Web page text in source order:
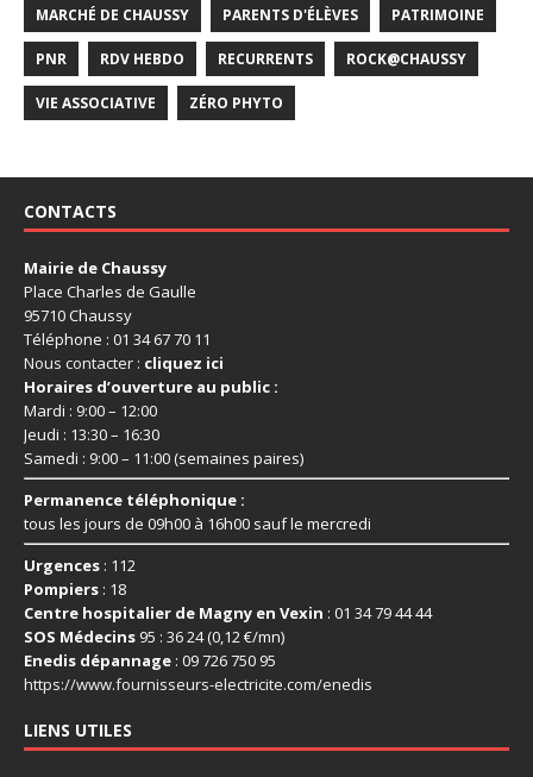
MARCHÉ DE CHAUSSY PARENTS D'ÉLÈVES PATRIMOINE
PNR RDV HEBDO RECURRENTS ROCK@CHAUSSY
VIE ASSOCIATIVE ZÉRO PHYTO
CONTACTS
Mairie de Chaussy
Place Charles de Gaulle
95710 Chaussy
Téléphone : 01 34 67 70 11
Nous contacter : cliquez ici
Horaires d’ouverture au public :
Mardi : 9:00 – 12:00
Jeudi : 13:30 – 16:30
Samedi : 9:00 – 11:00 (semaines paires)
Permanence téléphonique :
tous les jours de 09h00 à 16h00 sauf le mercredi
Urgences : 112
Pompiers : 18
Centre hospitalier de Magny en Vexin : 01 34 79 44 44
SOS Médecins 95 : 36 24 (0,12 €/mn)
Enedis dépannage : 09 726 750 95
https://www.fournisseurs-electricite.com/enedis
LIENS UTILES